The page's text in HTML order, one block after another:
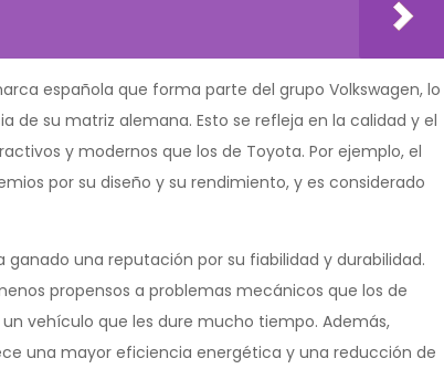
española que forma parte del grupo Volkswagen, lo
su matriz alemana. Esto se refleja en la calidad y el
y modernos que los de Toyota. Por ejemplo, el
por su diseño y su rendimiento, y es considerado
una reputación por su fiabilidad y durabilidad.
propensos a problemas mecánicos que los de
vehículo que les dure mucho tiempo. Además,
una mayor eficiencia energética y una reducción de